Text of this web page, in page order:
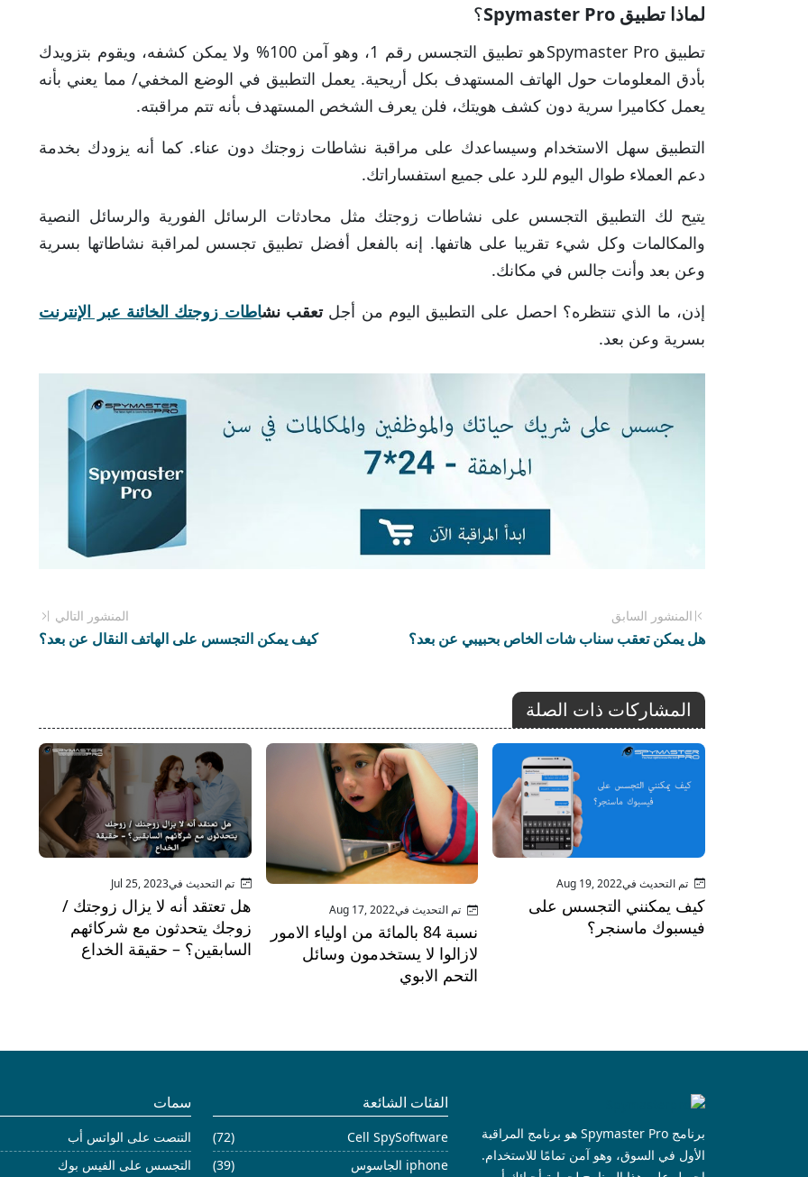
لماذا تطبيق Spymaster Pro؟
تطبيق Spymaster Proهو تطبيق التجسس رقم 1، وهو آمن 100% ولا يمكن كشفه، ويقوم بتزويدك
بأدق المعلومات حول الهاتف المستهدف بكل أريحية. يعمل التطبيق في الوضع المخفي/ مما يعني بأنه
يعمل ككاميرا سرية دون كشف هويتك، فلن يعرف الشخص المستهدف بأنه تتم مراقبته.
التطبيق سهل الاستخدام وسيساعدك على مراقبة نشاطات زوجتك دون عناء. كما أنه يزودك بخدمة
دعم العملاء طوال اليوم للرد على جميع استفساراتك.
يتيح لك التطبيق التجسس على نشاطات زوجتك مثل محادثات الرسائل الفورية والرسائل النصية
والمكالمات وكل شيء تقريبا على هاتفها. إنه بالفعل أفضل تطبيق تجسس لمراقبة نشاطاتها بسرية
وعن بعد وأنت جالس في مكانك.
إذن، ما الذي تنتظره؟ احصل على التطبيق اليوم من أجلتعقب نشاطات زوجتك الخائنة عبر الإنترنت
بسرية وعن بعد.
المنشور السابق
هل يمكن تعقب سناب شات الخاص بحبيبي عن بعد؟
المنشور التالي
كيف يمكن التجسس على الهاتف النقال عن بعد؟
المشاركات ذات الصلة
تم التحديث فيAug 19, 2022
كيف يمكنني التجسس على
فيسبوك ماسنجر؟
تم التحديث فيAug 17, 2022
نسبة 84 بالمائة من اولياء الامور
لازالوا لا يستخدمون وسائل
التحم الابوي
تم التحديث فيJul 25, 2023
هل تعتقد أنه لا يزال زوجتك /
زوجك يتحدثون مع شركائهم
السابقين؟ – حقيقة الخداع
برنامج Spymaster Pro هو برنامج المراقبة
الأول في السوق، وهو آمن تمامًا للاستخدام.
الفئات الشائعة
Cell SpySoftware
(72)
iphone الجاسوس
(39)
سمات
التنصت على الواتس أب
التجسس على الفيس بوك